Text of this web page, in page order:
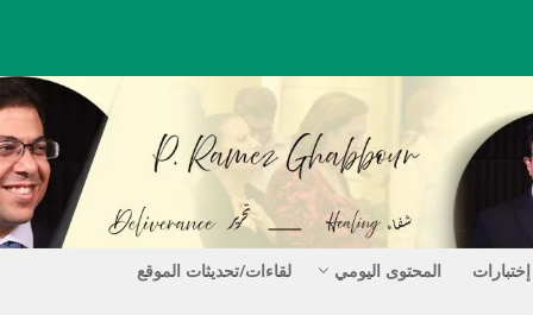
إختبارات المحتوى اليومي لقاءات/تحديثات الموقع